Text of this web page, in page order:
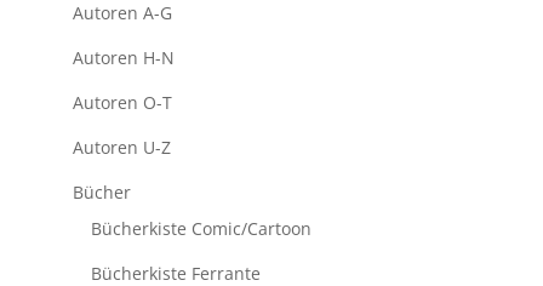
Autoren A-G
Autoren H-N
Autoren O-T
Autoren U-Z
Bücher
Bücherkiste Comic/Cartoon
Bücherkiste Ferrante